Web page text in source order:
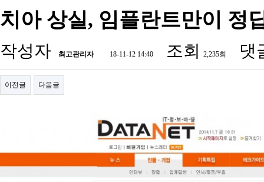
치아 상실, 임플란트만이 정
작성자 최고관리자 18-11-12 14:40 조회 2,235회 댓
이전글 다음글